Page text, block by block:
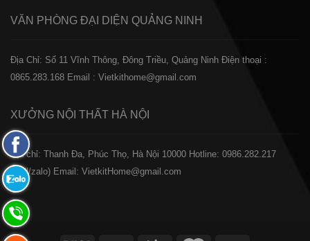
VĂN PHÒNG ĐẠI DIỆN QUẢNG NINH
Địa Chỉ: Số 11 Vĩnh Thông, Đông Triều, Quảng Ninh Điện thoại :
0865.283.168 Email : Vietkithome@gmail.com
XƯỞNG NỘI THẤT HÀ NỘI
️Địa chỉ: Thanh Đa, Phúc Thọ, Hà Nội 10000 Hotline: 0986.282.217
(Call/zalo) Email: VietkitHome@gmail.com
Fanpage
Facebook
Zalo:
0865.283.168
Hotline: